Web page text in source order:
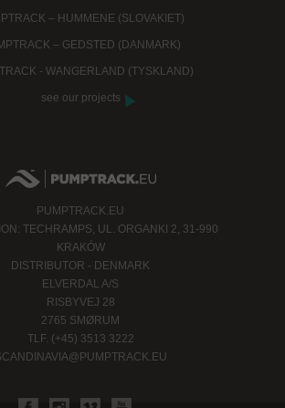
– HUMMENE (SLOVAKIET)
– GEDSTED (DANMARK)
- WANGERLAND (TYSKLAND)
see our projects
PUMPTRACK.EU
TECHRAMPS, UL. ORGANKI 2, 31-990
KRAKÓW
DISTRIBUTOR - DENMARK
ELVERDAL A/S
RISBYVEJ 28
2765 SMØRUM
TLF. (+45) 3513 3222